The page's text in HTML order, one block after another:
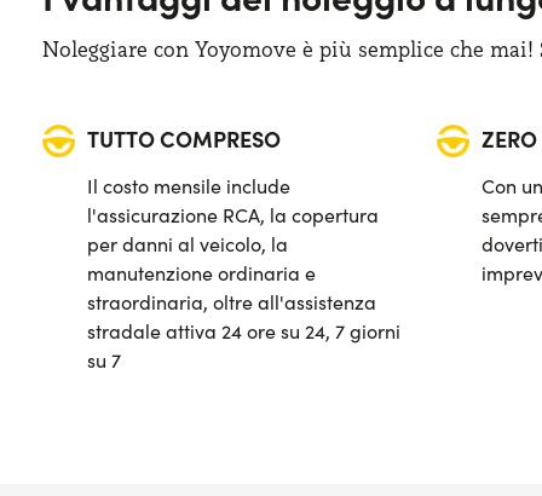
Start&Stop
Noleggiare con Yoyomove è più semplice che
TUTTO COMPRESO
Il costo mensile include
l'assicurazione RCA, la copertura
per danni al veicolo, la
manutenzione ordinaria e
straordinaria, oltre all'assistenza
stradale attiva 24 ore su 24, 7 giorni
su 7
ZERO
Con